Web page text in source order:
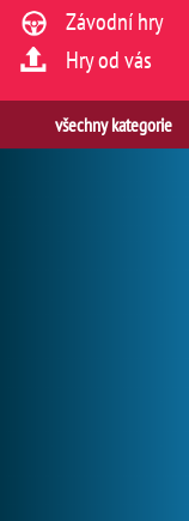
Závodní hry
Hry od vás
všechny kategorie